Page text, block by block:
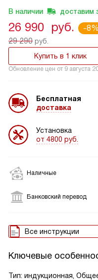
В наличии доставим
26 990 руб.
-8%
29 290 руб.
Купить в 1 клик
Обновление цен от 9 августа
Бесплатная
доставка
Установка
от 4800 руб.
Наличные
Банковский перевод
Все инструкции
Ключевые
Тип: индукционная,